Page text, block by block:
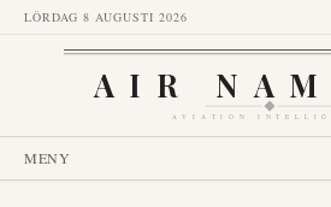
LÖRDAG 8 AUGUSTI 2026
AIR
AVIATION
MENY